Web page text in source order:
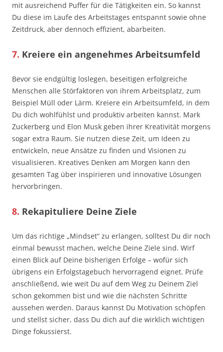
mit ausreichend Puffer für die Tätigkeiten ein. So kannst
Du diese im Laufe des Arbeitstages entspannt sowie ohne
Zeitdruck, aber dennoch effizient, abarbeiten.
7. Kreiere ein angenehmes Arbeitsumfeld
Bevor sie endgültig loslegen, beseitigen erfolgreiche
Menschen alle Störfaktoren von ihrem Arbeitsplatz, zum
Beispiel Müll oder Lärm. Kreiere ein Arbeitsumfeld, in dem
Du dich wohlfühlst und produktiv arbeiten kannst. Mark
Zuckerberg und Elon Musk geben ihrer Kreativität morgens
sogar extra Raum. Sie nutzen diese Zeit, um Ideen zu
entwickeln, neue Ansätze zu finden und Visionen zu
visualisieren. Kreatives Denken am Morgen kann den
gesamten Tag über inspirieren und innovative Lösungen
hervorbringen.
8. Rekapituliere Deine Ziele
Um das richtige „Mindset“ zu erlangen, solltest Du dir noch
einmal bewusst machen, welche Deine Ziele sind. Wirf
einen Blick auf Deine bisherigen Erfolge – wofür sich
übrigens ein Erfolgstagebuch hervorragend eignet. Prüfe
anschließend, wie weit Du auf dem Weg zu Deinem Ziel
schon gekommen bist und wie die nächsten Schritte
aussehen werden. Daraus kannst Du Motivation schöpfen
und stellst sicher, dass Du dich auf die wirklich wichtigen
Dinge fokussierst.